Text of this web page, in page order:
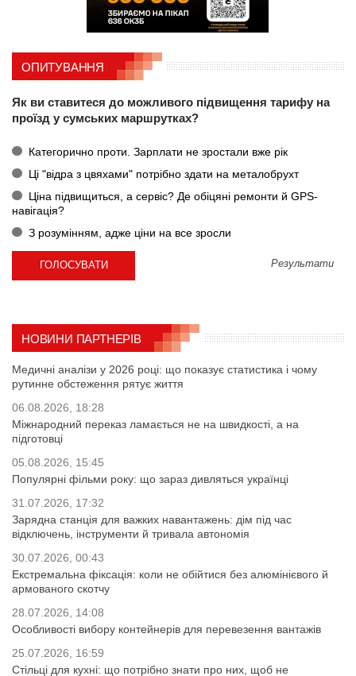
ОПИТУВАННЯ
Як ви ставитеся до можливого підвищення тарифу на
проїзд у сумських маршрутках?
Категорично проти. Зарплати не зростали вже рік
Ці "відра з цвяхами" потрібно здати на металобрухт
Ціна підвищиться, а сервіс? Де обіцяні ремонти й GPS-
навігація?
З розумінням, адже ціни на все зросли
Результати
НОВИНИ ПАРТНЕРІВ
Медичні аналізи у 2026 році: що показує статистика і чому
рутинне обстеження рятує життя
06.08.2026, 18:28
Міжнародний переказ ламається не на швидкості, а на
підготовці
05.08.2026, 15:45
Популярні фільми року: що зараз дивляться українці
31.07.2026, 17:32
Зарядна станція для важких навантажень: дім під час
відключень, інструменти й тривала автономія
30.07.2026, 00:43
Екстремальна фіксація: коли не обійтися без алюмінієвого й
армованого скотчу
28.07.2026, 14:08
Особливості вибору контейнерів для перевезення вантажів
25.07.2026, 16:59
Стільці для кухні: що потрібно знати про них, щоб не